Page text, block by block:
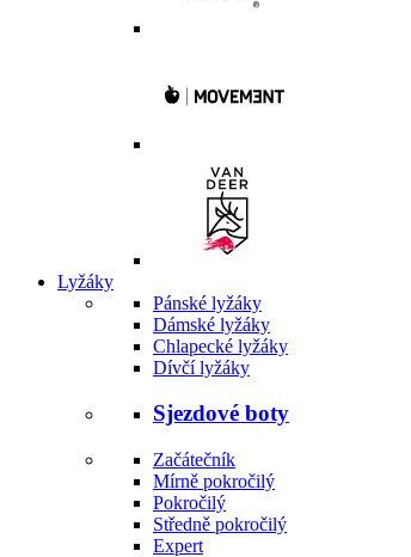
Lyžáky
Pánské lyžáky
Dámské lyžáky
Chlapecké lyžáky
Dívčí lyžáky
Sjezdové boty
Začátečník
Mírně pokročilý
Pokročilý
Středně pokročilý
Expert